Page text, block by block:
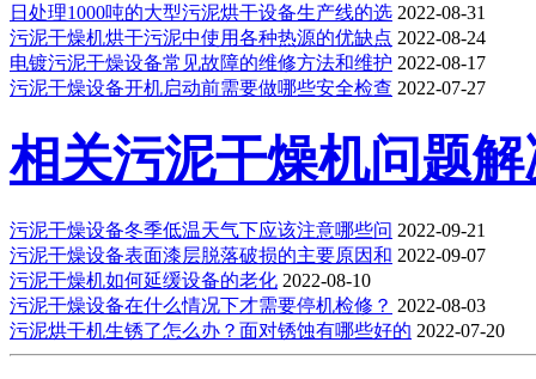
日处理1000吨的大型污泥烘干设备生产线的选 2022-08-31
污泥干燥机烘干污泥中使用各种热源的优缺点 2022-08-24
电镀污泥干燥设备常见故障的维修方法和维护 2022-08-17
污泥干燥设备开机启动前需要做哪些安全检查 2022-07-27
相关污泥干燥机问题
污泥干燥设备冬季低温天气下应该注意哪些问 2022-09-21
污泥干燥设备表面漆层脱落破损的主要原因和 2022-09-07
污泥干燥机如何延缓设备的老化 2022-08-10
污泥干燥设备在什么情况下才需要停机检修？ 2022-08-03
污泥烘干机生锈了怎么办？面对锈蚀有哪些好的 2022-07-20